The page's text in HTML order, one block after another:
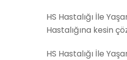
HS Hastalığı İle
Hastalığına kesin
HS Hastalığı İle